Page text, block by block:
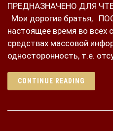
ПРЕДНАЗНАЧЕНО ДЛЯ
Мои дорогие братья,
настоящее время во всех
средствах массовой
односторонность, т.е.
CONTINUE READING